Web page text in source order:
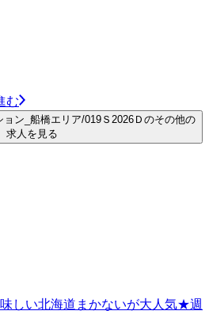
む
ン_船橋エリア/019Ｓ2026Ｄのその他の
求人を見る
しい北海道まかないが大人気★週